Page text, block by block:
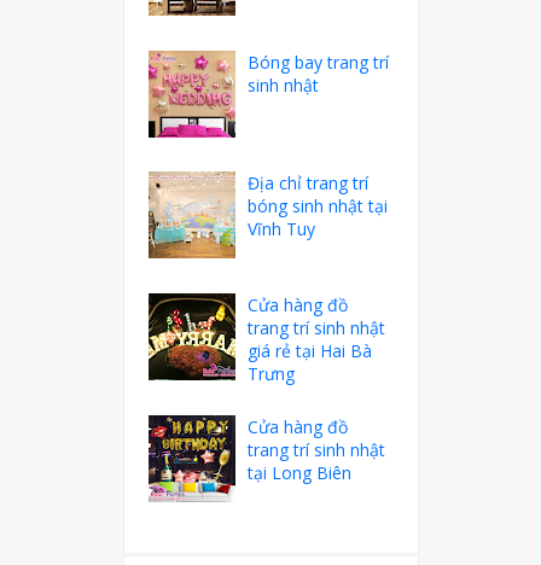
Bóng bay trang trí
sinh nhật
Địa chỉ trang trí
bóng sinh nhật tại
Vĩnh Tuy
Cửa hàng đồ
trang trí sinh nhật
giá rẻ tại Hai Bà
Trưng
Cửa hàng đồ
trang trí sinh nhật
tại Long Biên